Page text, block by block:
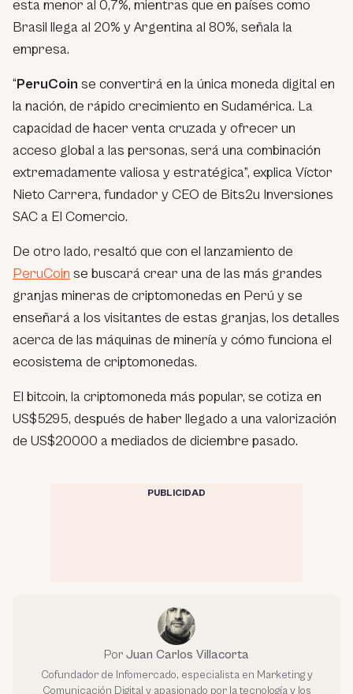
esta menor al 0,7%, mientras que en países como
Brasil llega al 20% y Argentina al 80%, señala la
empresa.
“PeruCoin se convertirá en la única moneda digital en
la nación, de rápido crecimiento en Sudamérica. La
capacidad de hacer venta cruzada y ofrecer un
acceso global a las personas, será una combinación
extremadamente valiosa y estratégica”, explica Víctor
Nieto Carrera, fundador y CEO de Bits2u Inversiones
SAC a El Comercio.
De otro lado, resaltó que con el lanzamiento de
PeruCoin se buscará crear una de las más grandes
granjas mineras de criptomonedas en Perú y se
enseñará a los visitantes de estas granjas, los detalles
acerca de las máquinas de minería y cómo funciona el
ecosistema de criptomonedas.
El bitcoin, la criptomoneda más popular, se cotiza en
US$5295, después de haber llegado a una valorización
de US$20000 a mediados de diciembre pasado.
PUBLICIDAD
Por Juan Carlos Villacorta
Cofundador de Infomercado, especialista en Marketing y
Comunicación Digital y apasionado por la tecnología y los